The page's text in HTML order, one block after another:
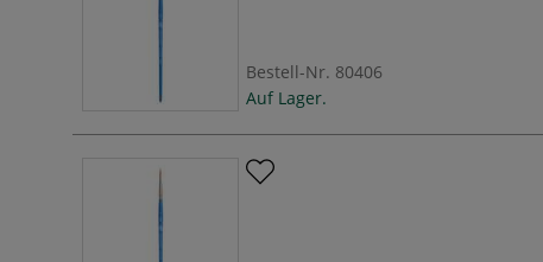
Bestell-Nr. 80406
Auf Lager.